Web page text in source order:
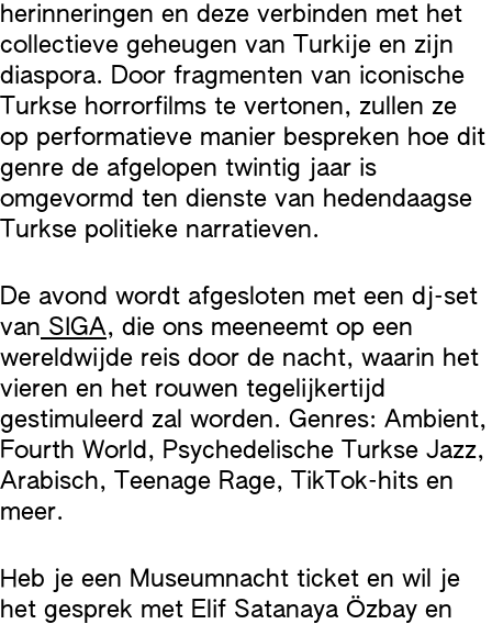
herinneringen en deze verbinden met het
collectieve geheugen van Turkije en zijn
diaspora. Door fragmenten van iconische
Turkse horrorfilms te vertonen, zullen ze
op performatieve manier bespreken hoe dit
genre de afgelopen twintig jaar is
omgevormd ten dienste van hedendaagse
Turkse politieke narratieven.
De avond wordt afgesloten met een dj-set
van SIGA, die ons meeneemt op een
wereldwijde reis door de nacht, waarin het
vieren en het rouwen tegelijkertijd
gestimuleerd zal worden. Genres: Ambient,
Fourth World, Psychedelische Turkse Jazz,
Arabisch, Teenage Rage, TikTok-hits en
meer.
Heb je een Museumnacht ticket en wil je
het gesprek met Elif Satanaya Özbay en